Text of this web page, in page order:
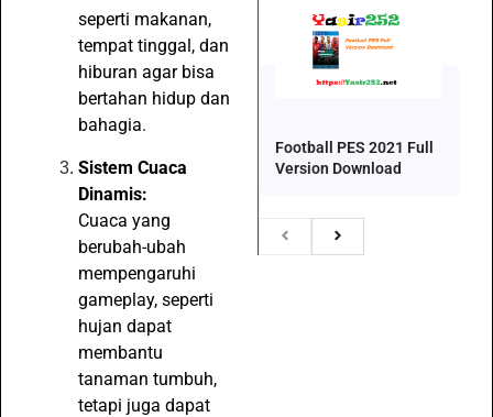
seperti makanan,
tempat tinggal, dan
hiburan agar bisa
bertahan hidup dan
bahagia.
Sistem Cuaca
Dinamis:
Cuaca yang
berubah-ubah
mempengaruhi
gameplay, seperti
hujan dapat
membantu
tanaman tumbuh,
tetapi juga dapat
Football PES 2021 Full
Version Download